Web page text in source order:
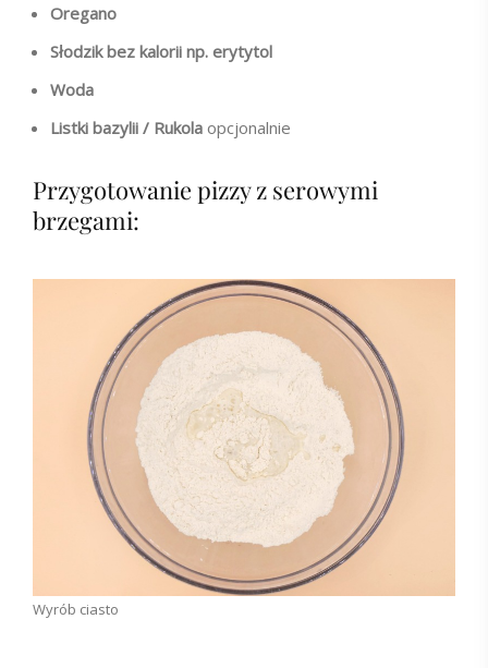
Oregano
Słodzik bez kalorii np. erytytol
Woda
Listki bazylii / Rukola opcjonalnie
Przygotowanie pizzy z serowymi
brzegami:
Wyrób ciasto